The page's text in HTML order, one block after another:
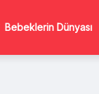
Bebeklerin Dünyası